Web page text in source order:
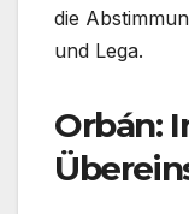
die
und Lega.
Orbán: